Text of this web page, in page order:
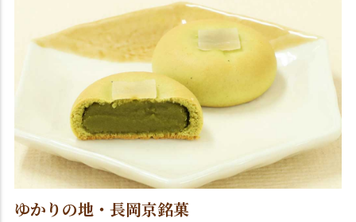
ゆかりの地・長岡京銘菓